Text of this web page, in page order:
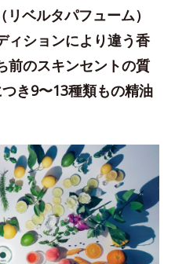
ベルタパフューム）
ィションにより違う香
前のスキンセントの質
き9〜13種類もの精油